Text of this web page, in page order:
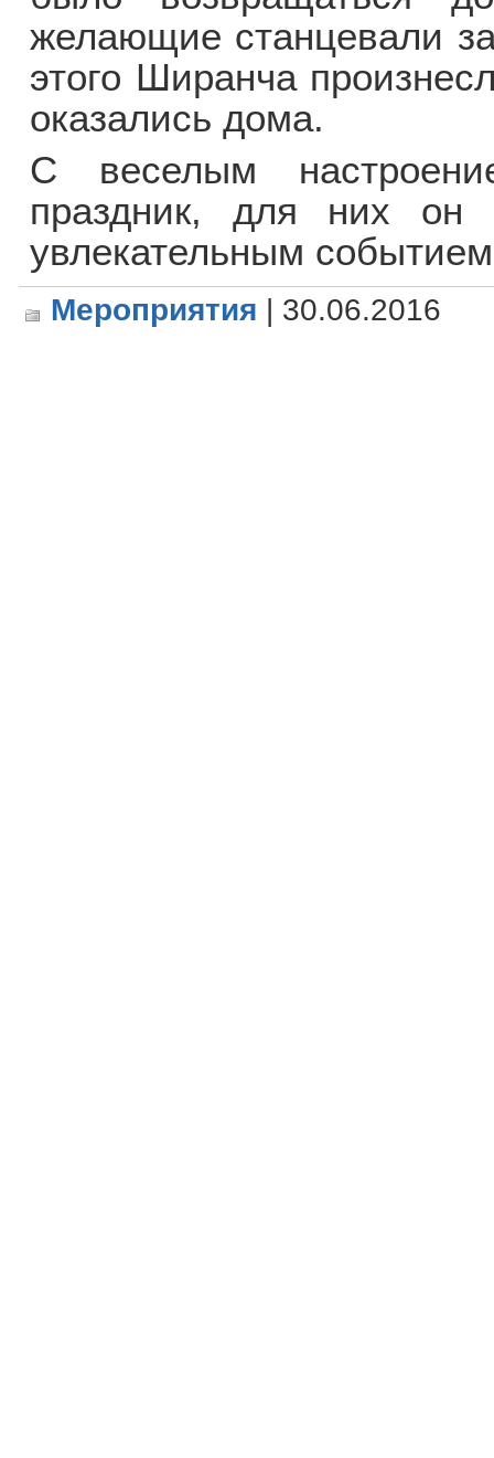
желающие станцевали
этого Ширанча
оказались дома.
С веселым
праздник, для них он
увлекательным
Мероприятия | 30.06.2016